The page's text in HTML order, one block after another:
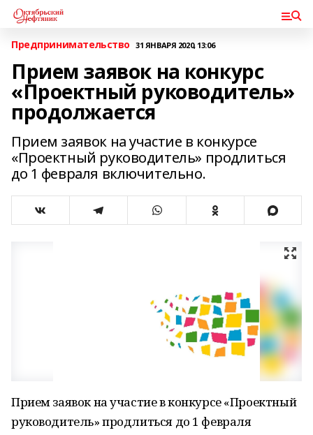
Предпринимательство 31 ЯНВАРЯ 2020, 13:06
Прием заявок на конкурс
«Проектный руководитель»
продолжается
Прием заявок на участие в конкурсе
«Проектный руководитель» продлиться
до 1 февраля включительно.
Прием заявок на участие в конкурсе «Проектный
руководитель» продлиться до 1 февраля